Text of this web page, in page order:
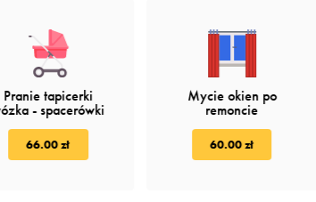
Pranie tapicerki
- spacerówki
66.00 zł
Mycie okien po
remoncie
60.00 zł